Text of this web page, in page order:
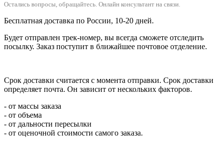
Остались вопросы, обращайтесь. Онлайн консультант на связи.
Бесплатная доставка по России, 10-20 дней.
Будет отправлен трек-номер, вы всегда сможете отследить
посылку. Заказ поступит в ближайшее почтовое отделение.
Срок доставки считается с момента отправки. Срок доставки
определяет почта. Он зависит от нескольких факторов.
- от массы заказа
- от объема
- от дальности пересылки
- от оценочной стоимости самого заказа.